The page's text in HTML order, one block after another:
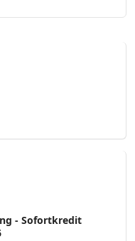
- Sofortkredit